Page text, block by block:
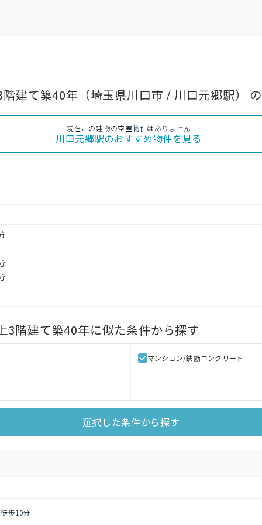
建て築40年（埼玉県川口市 / 川口元郷駅）
現在この建物の空室物件はありません
川口元郷駅のおすすめ物件を見る
3階建て築40年に似た条件から探す
マンション/鉄筋コンクリート
選択した条件から探す
歩10分